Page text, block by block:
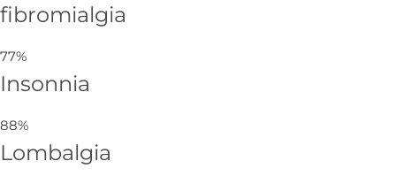
fibromialgia
77%
Insonnia
88%
Lombalgia